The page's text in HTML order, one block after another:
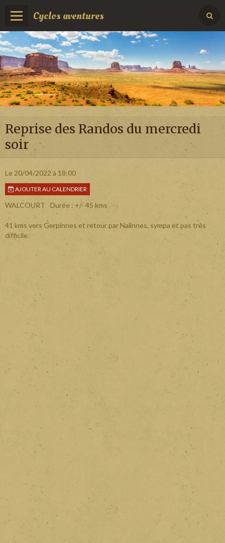
Cyclos aventures
Reprise des Randos du mercredi
soir
Le 20/04/2022 à 18:00
AJOUTER AU CALENDRIER
WALCOURT Durée : +/- 45 kms
41 kms vers Gerpinnes et retour par Nalinnes, sympa et pas très
difficile.